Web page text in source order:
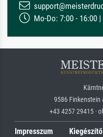
Mo-Do: 7:00 - 16:00
9586 Finkenstein
+43 4257 29415 ·
Impresszum
Kiegészítő